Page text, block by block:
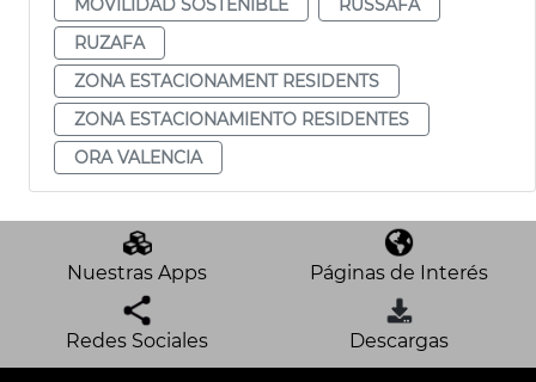
RUZAFA
ZONA ESTACIONAMENT RESIDENTS
ZONA ESTACIONAMIENTO RESIDENTES
ORA VALENCIA
Nuestras Apps Páginas de Interés
Redes Sociales Descargas